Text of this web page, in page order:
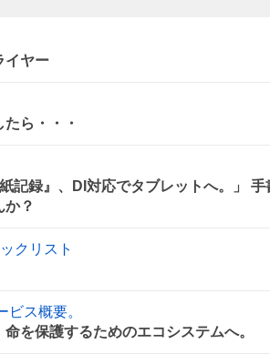
イヤー
ら・・・
記録』、DI対応でタブレットへ。」
か？
クリスト
ス概要。
を保護するためのエコシステムへ。